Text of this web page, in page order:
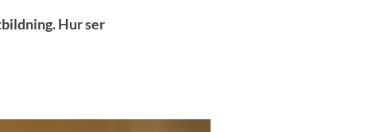
Hur ser